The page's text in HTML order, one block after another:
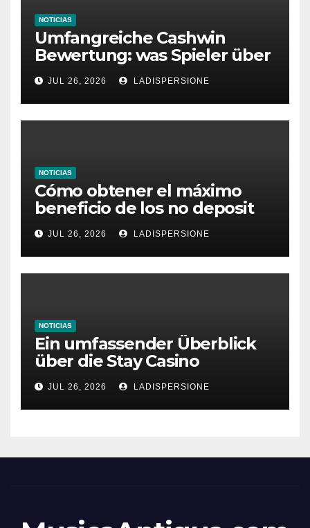
NOTICIAS
Umfangreiche Cashwin
Bewertung: was Spieler über
dieses Casino denken
JUL 26, 2026 LADISPERSIONE
NOTICIAS
Cómo obtener el máximo
beneficio de los no deposit
bonus codes de roby casino
JUL 26, 2026 LADISPERSIONE
NOTICIAS
Ein umfassender Überblick
über die Stay Casino
Bonusbedingungen
JUL 26, 2026 LADISPERSIONE